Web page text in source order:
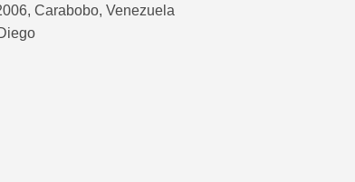
Carabobo, Venezuela